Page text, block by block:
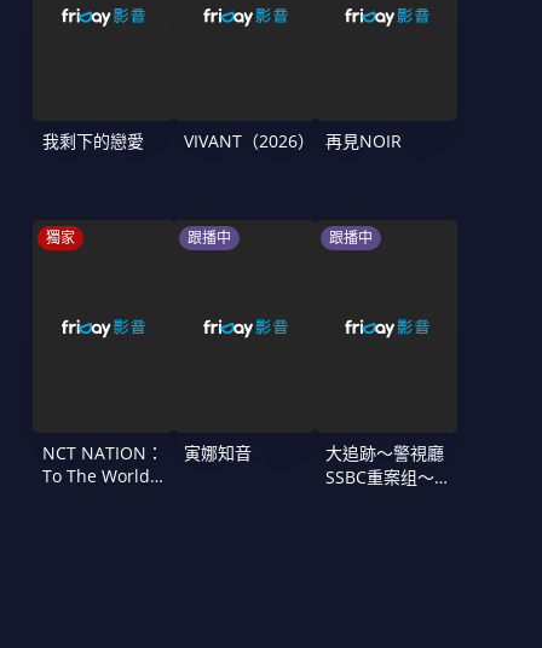
我剩下的戀愛 VIVANT（2026） 再見NOIR
獨家
NCT NATION：
To The World
跟播中
寅娜知音
跟播中
大追跡〜警視廳
SSBC重案组〜